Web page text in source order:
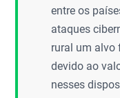
entre os
ataques
rural um alvo
devido ao
nesses